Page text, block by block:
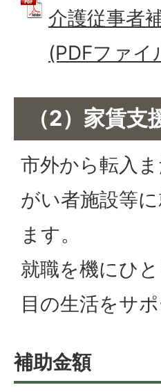
介護従事者
(PDFファイ
（2）家賃支
市外から転入
がい者施設等
ます。
就職を機にひ
目の生活をサポ
補助金額